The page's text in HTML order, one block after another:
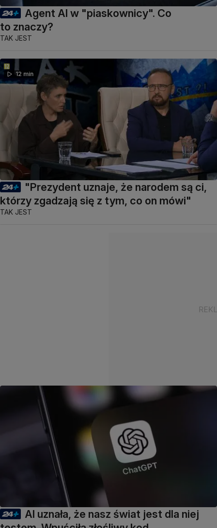
Agent AI w "piaskownicy". Co
to znaczy?
TAK JEST
12 min
"Prezydent uznaje, że narodem są ci,
którzy zgadzają się z tym, co on mówi"
TAK JEST
AI uznała, że nasz świat jest dla niej